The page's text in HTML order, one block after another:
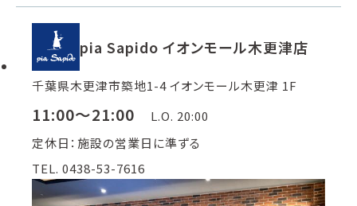
pia Sapido イオンモール木更津店
千葉県木更津市築地1-4 イオンモール木更津 1F
11:00～21:00
L.O. 20:00
定休日：施設の営業日に準ずる
TEL. 0438-53-7616